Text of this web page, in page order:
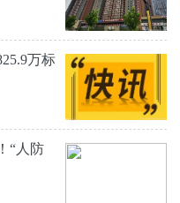
万标
“人防